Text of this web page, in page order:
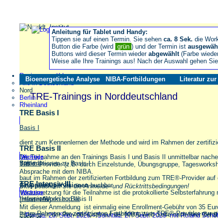
Bioenergetische Analyse NIBA-Fortbildungen Literatur zur
TRE-Trainings in Norddeutschland
Region auswählen
Alle in Deutschland
Nord
Berlin
Rheinland
TRE Basis I
Basis I
dient zum Kennenlernen der Methode und wird im Rahmen der
Die Teilnahme an den Trainings Basis I und Basis II unmittelbar
TRE®-Provider (z.B. durch Einzelstunde, Übungsgruppe,
Absprache mit dem NIBA.
Bitte beachten Sie dieAnmelde- und Rücktrittsbedingungen!
Freitag, 25. Sept. 2026 – Sonntag, 27. Sept. 2026 mit Roland
Wichtige
Informationen zu Basis I
TRE Basis II
Basis II
baut im Rahmen der zertifizierten Fortbildung zum TRE®-Provider
Gruppensupervisionenbuchbar
Voraussetzung für die Teilnahme ist die protokollierte
(mind. 15x).
Mit dieser Anmeldung ist einmalig eine Enrollment-Gebühr von 35
Präsenz in der Provider-Liste auf der NIBA-Web-Seite nach Ihrer
Wichtige
Informationen zu Basis II
TRE Intensiv III
Intensiv-Workshop III
ist im Rahmen der zertifizierten Fortbildung zum TRE®-Providernur
Anleitung für Tablet und Handy:
Tippen sie auf einen Termin. Sie sehen ca. 8 Sek. die
Button die Farbe (wird grün ) und der Termin ist
Buttons wird dieser Termin wieder abgewählt(Farbe
Weise alle Ihre Trainings aus! Nach der Auswahl gehen